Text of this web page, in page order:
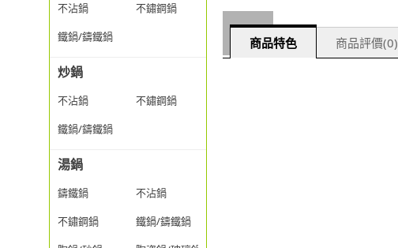
不沾鍋
不鏽鋼鍋
鐵鍋/鑄鐵鍋
炒鍋
不沾鍋
不鏽鋼鍋
鐵鍋/鑄鐵鍋
湯鍋
鑄鐵鍋
不沾鍋
不鏽鋼鍋
鐵鍋/鑄鐵鍋
商品特色 商品評價(0)